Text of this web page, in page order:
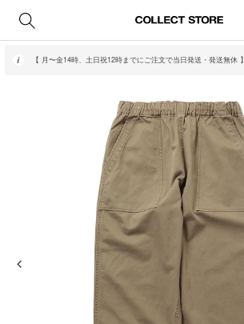
【 月〜金14時、土日祝12時までにご注文で当日発送・発送無休 】